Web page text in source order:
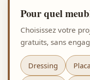
Pour quel
Choisissez votre
gratuits, sans
Dressing